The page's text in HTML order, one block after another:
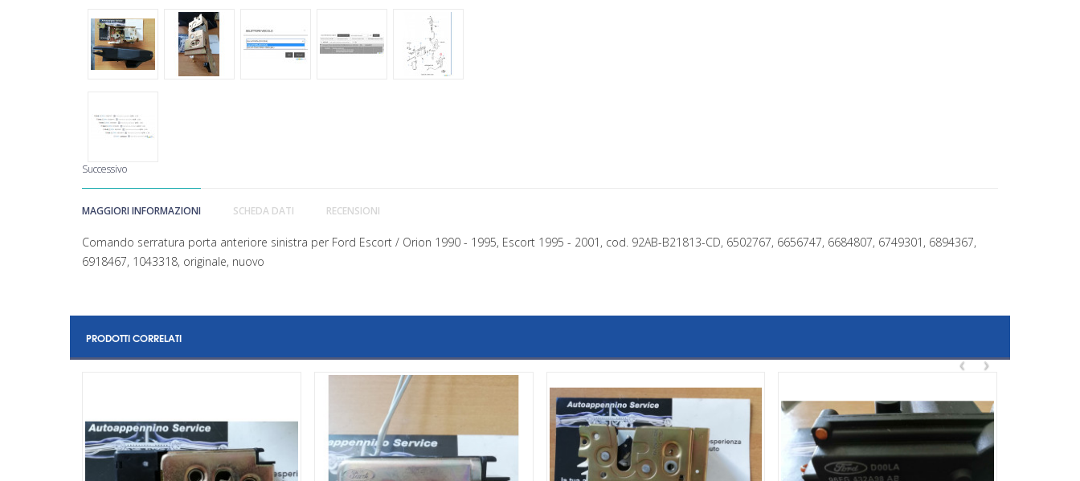
Successivo
MAGGIORI INFORMAZIONI SCHEDA DATI RECENSIONI
Comando serratura porta anteriore sinistra per Ford Escort / Orion 1990 - 1995, Escort 1995 - 2001, cod. 92AB-B21813-CD, 6502767, 6656747, 6684807, 6749301, 6894367,
6918467, 1043318, originale, nuovo
PRODOTTI CORRELATI
‹ ›